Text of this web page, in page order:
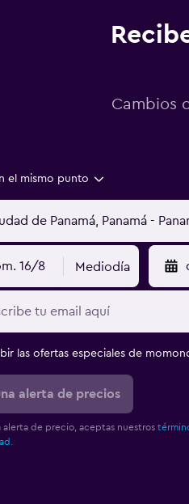
Cambios
el mismo punto
16/8 Mediodía
las ofertas especiales de
alerta de precios
alerta de precio, aceptas nuestros